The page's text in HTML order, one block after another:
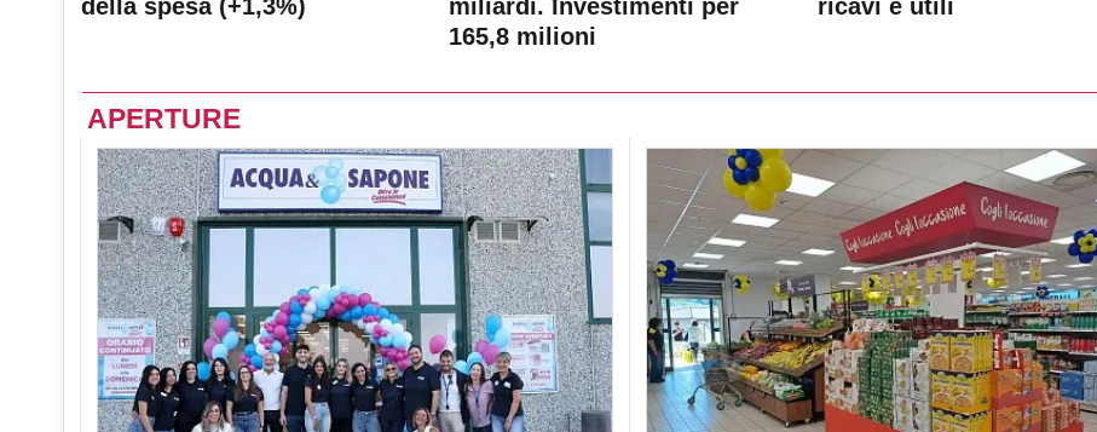
della spesa (+1,3%)
miliardi. Investimenti per
165,8 milioni
ricavi e utili
APERTURE